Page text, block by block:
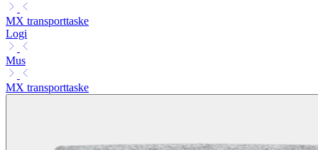
MX transporttaske
Logi
Mus
MX transporttaske